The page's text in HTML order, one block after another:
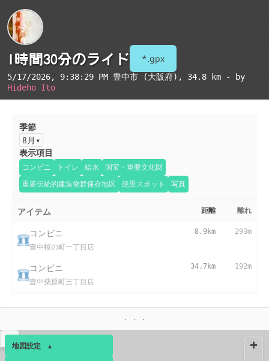
1時間30分のライド *.gpx
5/17/2026, 9:38:29 PM 豊中市 (大阪府) , 34.8 km - by
Hideho Ito
季節
8月
表示項目
コンビニ トイレ 給水
国宝・重要文化財
重要伝統的建造物群保存地区
絶景スポット 写真
アイテム 距離 離れ
コンビニ
豊中桜の町一丁目店
8.9km 293m
コンビニ
豊中柴原町三丁目店
34.7km 192m
地図設定 ▴